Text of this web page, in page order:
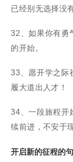
已经别无选择没
32、如果你有勇
的开始。
33、愿开学之际
履大道出人才！
34、一段旅程开
续前进，不安于
开启新的征程的